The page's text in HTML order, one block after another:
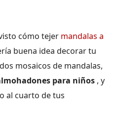
cómo tejer mandalas a
buena idea decorar tu
mosaicos de mandalas,
para niños , y
al cuarto de tus